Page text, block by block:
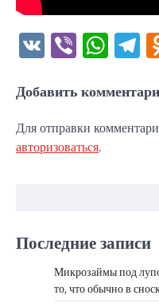
VK Viber
Добавить
Для отправки
авторизоваться.
Последние записи
Микрозаймы под
то, что обычно в